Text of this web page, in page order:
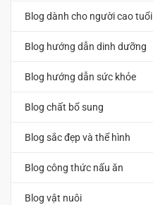
Blog dành cho người cao tuổi
Blog hướng dẫn dinh dưỡng
Blog hướng dẫn sức khỏe
Blog chất bổ sung
Blog sắc đẹp và thể hình
Blog công thức nấu ăn
Blog vật nuôi